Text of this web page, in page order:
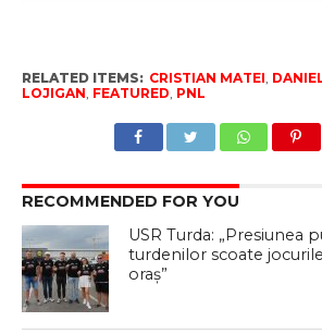
RELATED ITEMS: CRISTIAN MATEI,
LOJIGAN, FEATURED, PNL
RECOMMENDED FOR YOU
USR Turda: „Presiunea
turdenilor scoate
oraș”